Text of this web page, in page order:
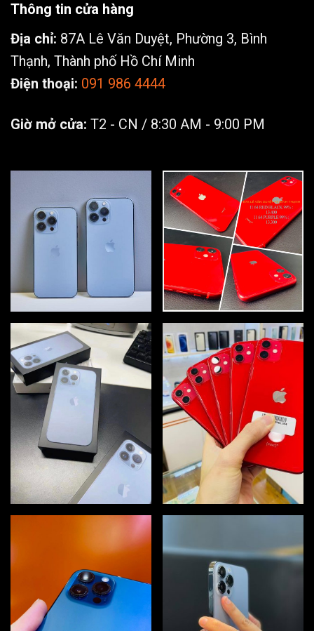
Thông tin cửa hàng
Địa chỉ: 87A Lê Văn Duyệt, Phường 3, Bình
Thạnh, Thành phố Hồ Chí Minh
Điện thoại: 091 986 4444
Giờ mở cửa: T2 - CN / 8:30 AM - 9:00 PM